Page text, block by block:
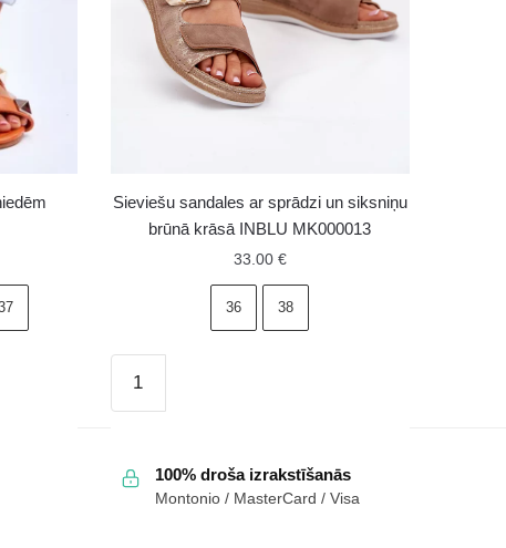
Sieviešu sandales ar sprādzi un siksniņu
brūnā krāsā INBLU MK000013
33.00 €
36 38
sandales
un
siksniņu
100% droša izrakstīšanās
Montonio / MasterCard / Visa